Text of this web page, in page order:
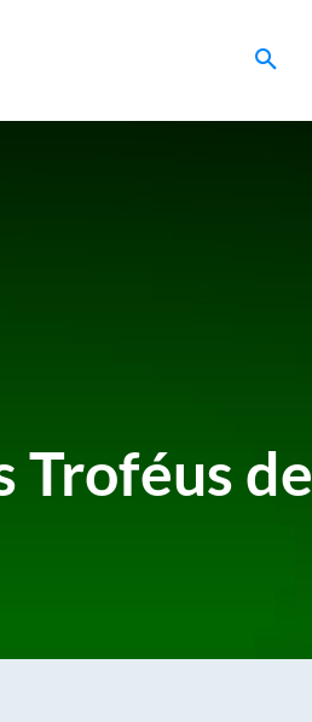
Troféus de